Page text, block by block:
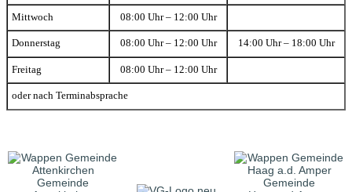
Mittwoch 08:00 Uhr – 12:00 Uhr
Donnerstag 08:00 Uhr – 12:00 Uhr 14:00 Uhr – 18:00 Uhr
Freitag 08:00 Uhr – 12:00 Uhr
oder nach Terminabsprache
Gemeinde
Gemeinde